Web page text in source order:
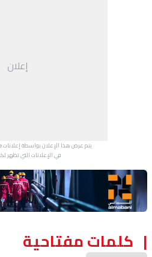
إعلان
في الإعلانات التي تظهر
Advertisement Section
كلمات مفتاحية